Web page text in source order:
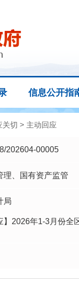
信息公开指
关切 > 主动回应
202604-00005
理、国有资产监管
局
】2026年1-3月份全